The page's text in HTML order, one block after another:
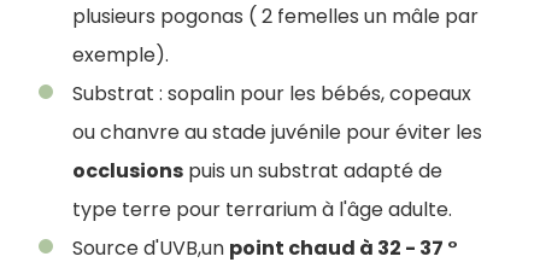
plusieurs pogonas ( 2 femelles un mâle par
exemple).
Substrat : sopalin pour les bébés, copeaux
ou chanvre au stade juvénile pour éviter les
occlusions puis un substrat adapté de
type terre pour terrarium à l'âge adulte.
Source d'UVB,un point chaud à 32 - 37 °